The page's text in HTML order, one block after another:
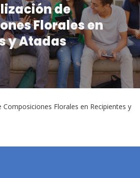
de
Florales en
y Atadas
Composiciones Florales en Recipientes y